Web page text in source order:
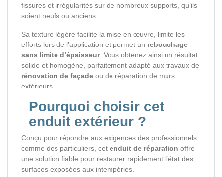
fissures et irrégularités sur de nombreux supports, qu’ils
soient neufs ou anciens.
Sa texture légère facilite la mise en œuvre, limite les
efforts lors de l’application et permet un rebouchage
sans limite d’épaisseur. Vous obtenez ainsi un résultat
solide et homogène, parfaitement adapté aux travaux de
rénovation de façade ou de réparation de murs
extérieurs.
Pourquoi choisir cet
enduit extérieur ?
Conçu pour répondre aux exigences des professionnels
comme des particuliers, cet enduit de réparation offre
une solution fiable pour restaurer rapidement l’état des
surfaces exposées aux intempéries.